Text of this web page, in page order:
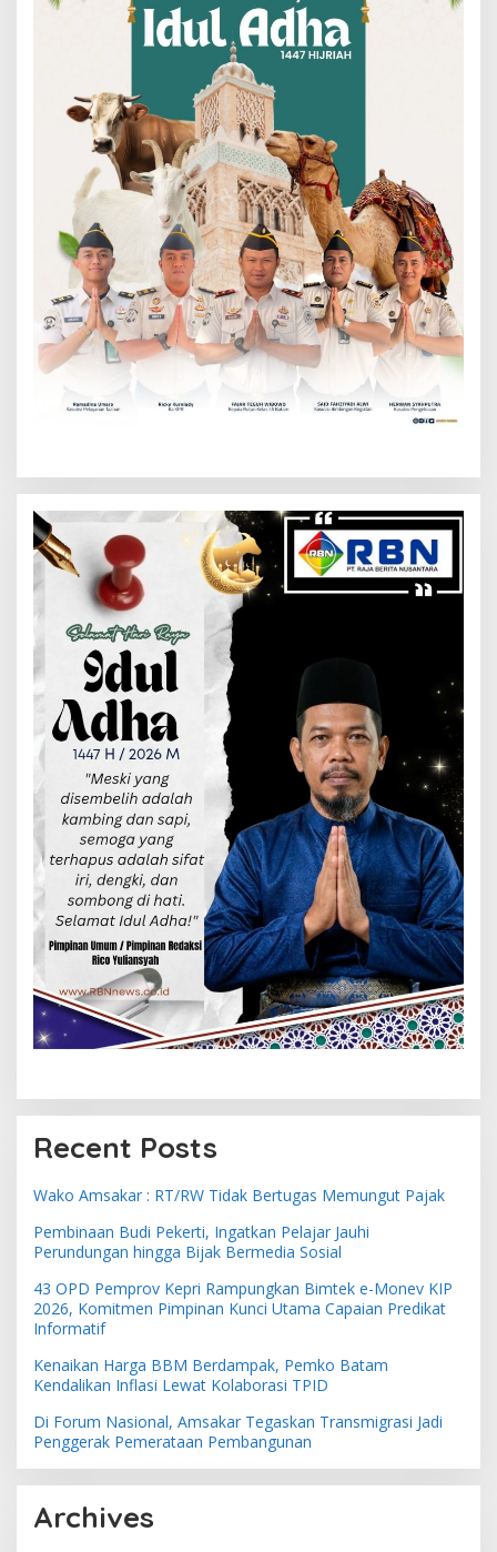
Recent Posts
Wako Amsakar : RT/RW Tidak Bertugas Memungut Pajak
Pembinaan Budi Pekerti, Ingatkan Pelajar Jauhi
Perundungan hingga Bijak Bermedia Sosial
43 OPD Pemprov Kepri Rampungkan Bimtek e-Monev KIP
2026, Komitmen Pimpinan Kunci Utama Capaian Predikat
Informatif
Kenaikan Harga BBM Berdampak, Pemko Batam
Kendalikan Inflasi Lewat Kolaborasi TPID
Di Forum Nasional, Amsakar Tegaskan Transmigrasi Jadi
Penggerak Pemerataan Pembangunan
Archives